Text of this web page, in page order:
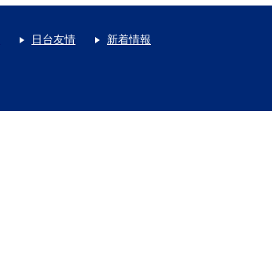
日台友情 新着情報